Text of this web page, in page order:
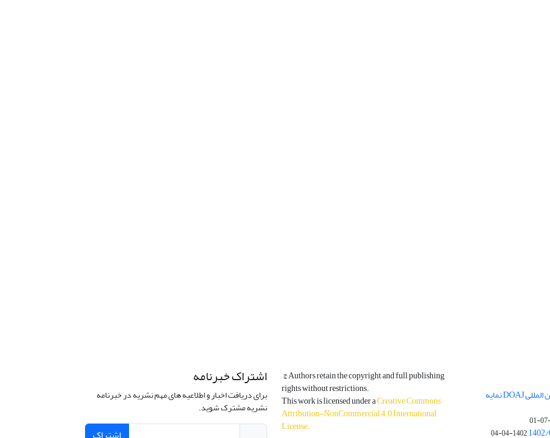
مجله فیزیک زمین و فضا در پایگاه بین المللی DOAJ نمایه
1402-04-04
© Authors retain the copyright and full publishing
rights without restrictions.
This work is licensed under aCreative Commons
Attribution-NonCommercial 4.0 International
License.
اشتراک خبرنامه
برای دریافت اخبار و اطلاعیه های مهم نشریه در خبرنامه
نشریه مشترک شوید.